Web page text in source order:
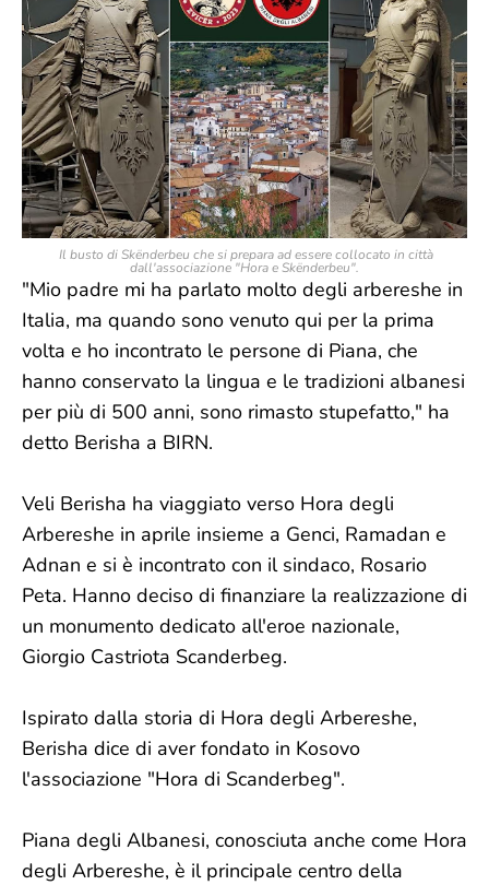
Il busto di Skënderbeu che si prepara ad essere collocato in città
dall'associazione "Hora e Skënderbeu".
"Mio padre mi ha parlato molto degli arbereshe in
Italia, ma quando sono venuto qui per la prima
volta e ho incontrato le persone di Piana, che
hanno conservato la lingua e le tradizioni albanesi
per più di 500 anni, sono rimasto stupefatto," ha
detto Berisha a BIRN.
Veli Berisha ha viaggiato verso Hora degli
Arbereshe in aprile insieme a Genci, Ramadan e
Adnan e si è incontrato con il sindaco, Rosario
Peta. Hanno deciso di finanziare la realizzazione di
un monumento dedicato all'eroe nazionale,
Giorgio Castriota Scanderbeg.
Ispirato dalla storia di Hora degli Arbereshe,
Berisha dice di aver fondato in Kosovo
l'associazione "Hora di Scanderbeg".
Piana degli Albanesi, conosciuta anche come Hora
degli Arbereshe, è il principale centro della